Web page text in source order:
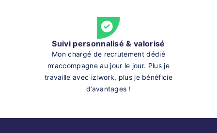
Suivi personnalisé & valorisé
Mon chargé de recrutement dédié
m’accompagne au jour le jour. Plus je
travaille avec iziwork, plus je bénéficie
d’avantages !